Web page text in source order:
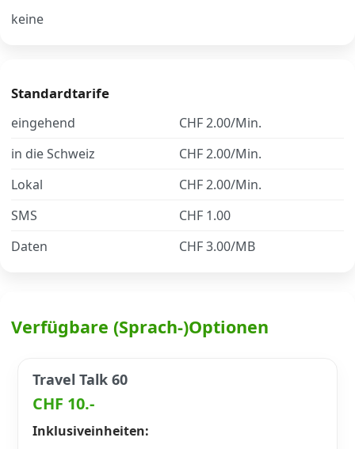
News
Über uns
Datenschutz
keine
Standardtarife
eingehend
CHF 2.00/Min.
in die Schweiz
CHF 2.00/Min.
Lokal
CHF 2.00/Min.
SMS
CHF 1.00
Daten
CHF 3.00/MB
Verfügbare (Sprach-)Optionen
Travel Talk 60
CHF 10.-
Inklusiveinheiten: